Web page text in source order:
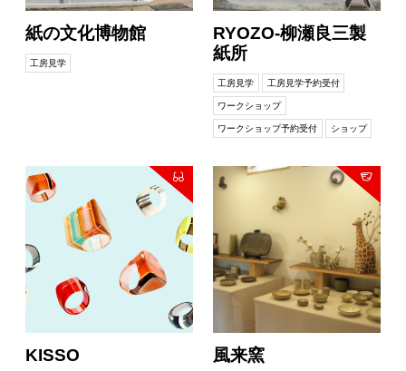
紙の文化博物館
工房見学
RYOZO-柳瀬良三製
紙所
工房見学 工房見学予約受付
ワークショップ
ワークショップ予約受付 ショップ
KISSO 風来窯